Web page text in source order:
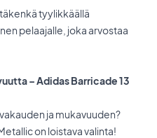
tyylikkäällä
pelaajalle, joka arvostaa
– Adidas Barricade 13
ja mukavuuden?
on loistava valinta!